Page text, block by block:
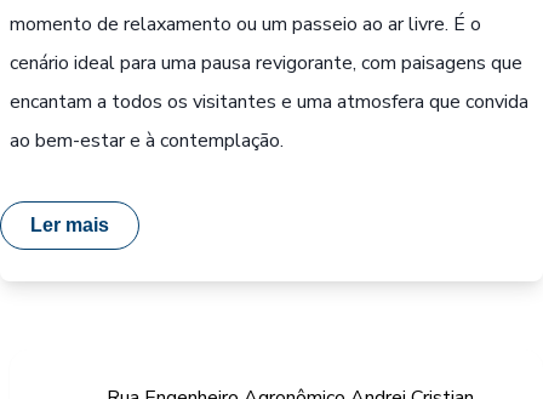
momento de relaxamento ou um passeio ao ar livre. É o
cenário ideal para uma pausa revigorante, com paisagens que
encantam a todos os visitantes e uma atmosfera que convida
ao bem-estar e à contemplação.
Ler mais